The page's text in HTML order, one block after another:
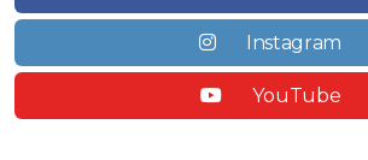
Instagram
YouTube